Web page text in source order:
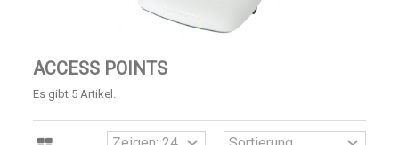
ACCESS POINTS
Es gibt 5 Artikel.